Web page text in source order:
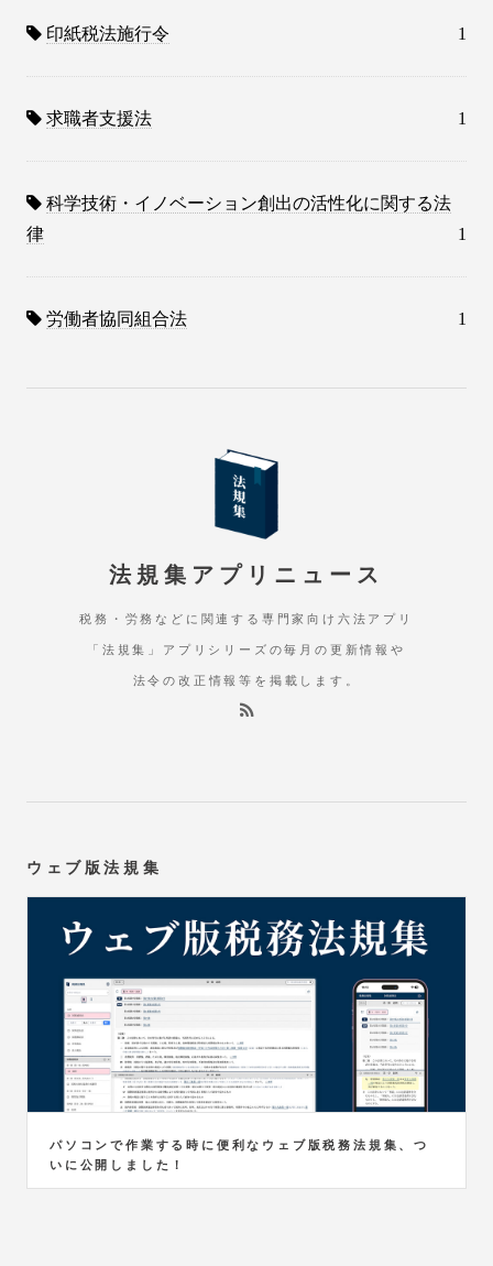
印紙税法施行令 1
求職者支援法 1
科学技術・イノベーション創出の活性化に関する法
律
1
労働者協同組合法 1
法規集アプリニュース
税務・労務などに関連する専門家向け六法アプリ
「法規集」アプリシリーズの毎月の更新情報や
法令の改正情報等を掲載します。
ウェブ版法規集
パソコンで作業する時に便利なウェブ版税務法規集、つ
いに公開しました！